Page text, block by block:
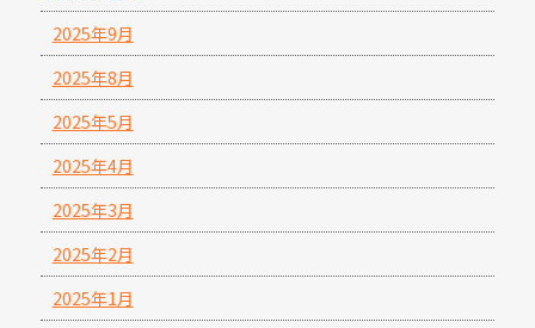
2025年9月
2025年8月
2025年5月
2025年4月
2025年3月
2025年2月
2025年1月